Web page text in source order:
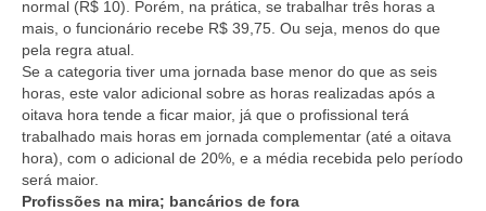
normal (R$ 10). Porém, na prática, se trabalhar três horas a
mais, o funcionário recebe R$ 39,75. Ou seja, menos do que
pela regra atual.
Se a categoria tiver uma jornada base menor do que as seis
horas, este valor adicional sobre as horas realizadas após a
oitava hora tende a ficar maior, já que o profissional terá
trabalhado mais horas em jornada complementar (até a oitava
hora), com o adicional de 20%, e a média recebida pelo período
será maior.
Profissões na mira; bancários de fora